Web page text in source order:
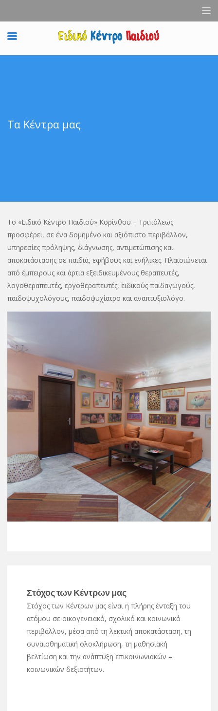
Τα Κέντρα μας
Το «Ειδικό Κέντρο Παιδιού» Κορίνθου – Τριπόλεως
προσφέρει, σε ένα δομημένο και αξιόπιστο περιβάλλον,
υπηρεσίες πρόληψης, διάγνωσης, αντιμετώπισης και
αποκατάστασης σε παιδιά, εφήβους και ενήλικες. Πλαισιώνεται
από έμπειρους και άρτια εξειδικευμένους θεραπευτές,
λογοθεραπευτές, εργοθεραπευτές, ειδικούς παιδαγωγούς,
παιδοψυχολόγους, παιδοψυχίατρο και αναπτυξιολόγο.
Στόχος των Κέντρων μας
Στόχος των Κέντρων μας είναι η πλήρης ένταξη του
ατόμου σε οικογενειακό, σχολικό και κοινωνικό
περιβάλλον, μέσα από τη λεκτική αποκατάσταση, τη
συναισθηματική ολοκλήρωση, τη μαθησιακή
βελτίωση και την ανάπτυξη επικοινωνιακών –
κοινωνικών δεξιοτήτων.